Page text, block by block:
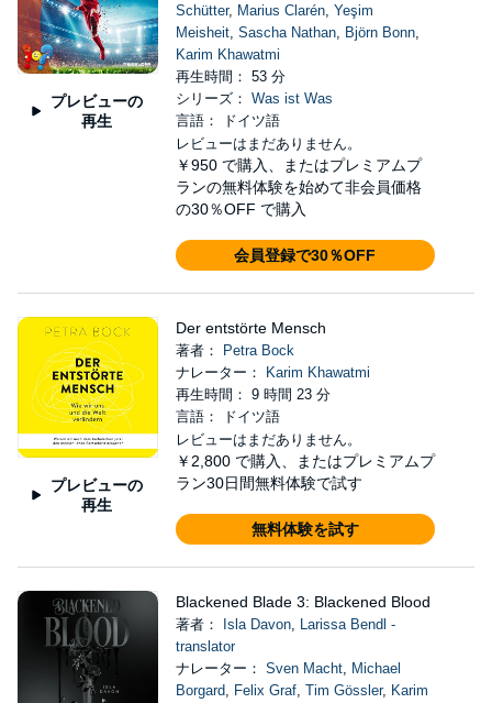
プレビューの
再生
Schütter, Marius Clarén, Yeşim
Meisheit, Sascha Nathan, Björn Bonn,
Karim Khawatmi
再生時間： 53 分
シリーズ： Was ist Was
言語： ドイツ語
レビューはまだありません。
￥950 で購入、またはプレミアムプ
ランの無料体験を始めて非会員価格
の30％OFF で購入
会員登録で30％OFF
プレビューの
再生
Der entstörte Mensch
著者：
Petra Bock
ナレーター：
Karim Khawatmi
再生時間： 9 時間 23 分
言語： ドイツ語
レビューはまだありません。
￥2,800 で購入、またはプレミアムプ
ラン30日間無料体験で試す
無料体験を試す
Blackened Blade 3: Blackened Blood
著者： Isla Davon, Larissa Bendl -
translator
ナレーター： Sven Macht, Michael
Borgard, Felix Graf, Tim Gössler, Karim